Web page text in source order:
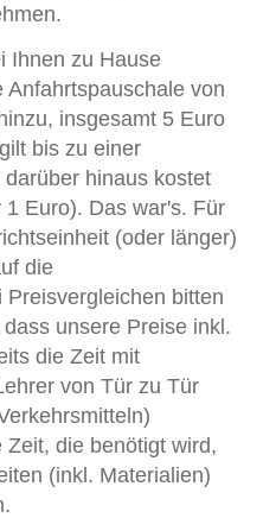
Ihnen zu Hause
von
insgesamt 5 Euro
bis zu einer
hinaus kostet
Euro). Das war's. Für
(oder länger)
die
bitten
unsere Preise inkl.
die Zeit mit
von Tür zu Tür
die benötigt wird,
(inkl. Materialien)